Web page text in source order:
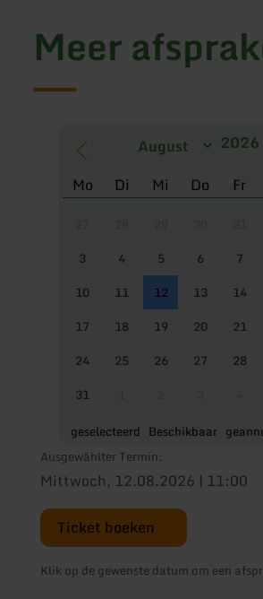
Meer
Mo Di Mi Do Fr
3
4 5 6 7
10
11 12 13 14
17
18 19 20 21
24
25 26 27 28
31
geselecteerd Beschikbaar
Ausgewählter Termin:
Mittwoch, 12.08.2026 | 11:00
Ticket boeken
Klik op de gewenste datum om een